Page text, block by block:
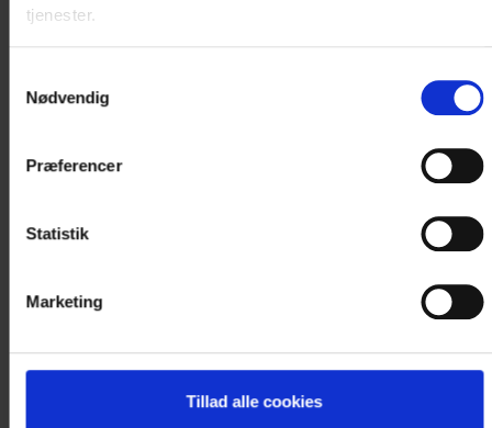
tjenester.
Nødvendig
Præferencer
Statistik
Marketing
Tillad alle cookies
K
u
n
1
v
æ
r
e
l
s
e
r
t
i
l
b
a
g
e